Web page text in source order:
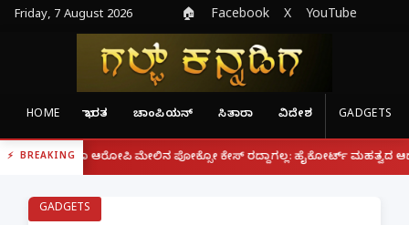
Friday, 7 August 2026 🏠 Facebook X YouTube
HOME ಭಾರತ ಚಾಂಪಿಯನ್ ಸಿತಾರಾ ವಿದೇಶ GADGETS
BREAKING
ಆರೋಪಿ ಮೇಲಿನ ಪೋಕ್ಸೋ ಕೇಸ್ ರದ್ದಾಗಲ್ಲ: ಹೈಕೋರ್ಟ್ ಮಹತ್ವದ ಆದೇಶ | ಫೋನ್
GADGETS